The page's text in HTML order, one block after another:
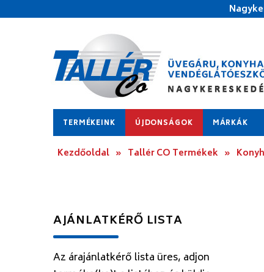
TERMÉKEINK ÚJDONSÁGOK MÁRKÁK
Kezdőoldal » Tallér CO Termékek »
AJÁNLATKÉRŐ LISTA
Az árajánlatkérő lista üres, adjon